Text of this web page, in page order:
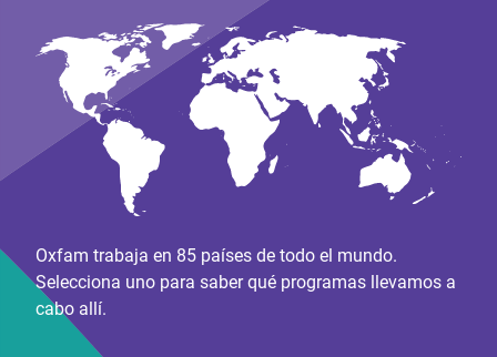
Oxfam trabaja en 85 países de todo el mundo.
Selecciona uno para saber qué programas llevamos a
cabo allí.